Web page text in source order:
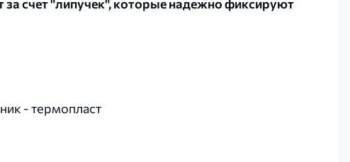
счет "липучек", которые надежно фиксируют
- термопласт